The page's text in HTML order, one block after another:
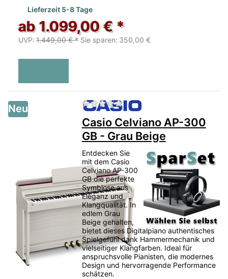
Lieferzeit 5-8 Tage
ab 1.099,00 € *
UVP: 1.449,00 € * Sie sparen: 350,00 €
Neu Zu diesem Produkt liegen
Casio Celviano AP-300
GB - Grau Beige
Entdecken Sie
mit dem Casio
Celviano AP-300
GB die perfekte
Symbiose aus
Eleganz und
Klangqualität. In
edlem Grau
Beige gehalten,
bietet dieses Digitalpiano authentisches
Spielgefühl dank Hammermechanik und
vielseitiger Klangfarben. Ideal für
anspruchsvolle Pianisten, die modernes
Design und hervorragende Performance
schätzen.